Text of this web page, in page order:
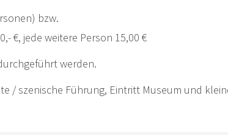
bzw.
€, jede weitere Person 15,00 €
werden.
/ szenische Führung, Eintritt Museum und